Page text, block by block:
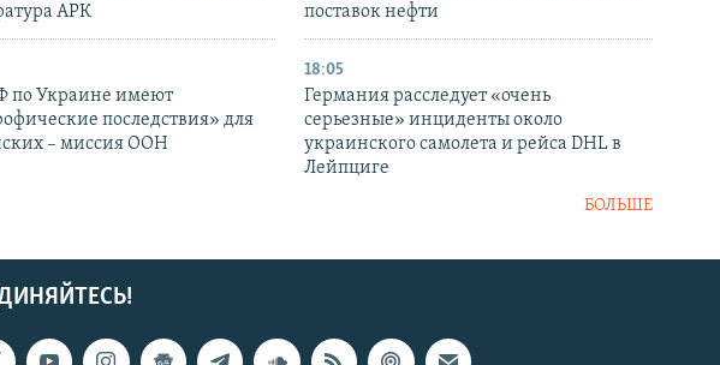
АРК
поставок нефти
по Украине имеют
последствия» для
– миссия ООН
18:05
Германия расследует «очень
серьезные» инциденты около
украинского самолета и рейса DHL в
Лейпциге
БОЛЬШЕ